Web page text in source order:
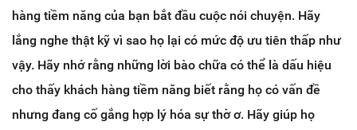
hàng tiềm năng của bạn bắt đầu cuộc nói chuyện. Hãy
lắng nghe thật kỹ vì sao họ lại có mức độ ưu tiên thấp như
vậy. Hãy nhớ rằng những lời bào chữa có thể là dấu hiệu
cho thấy khách hàng tiềm năng biết rằng họ có vấn đề
nhưng đang cố gắng hợp lý hóa sự thờ ơ. Hãy giúp họ